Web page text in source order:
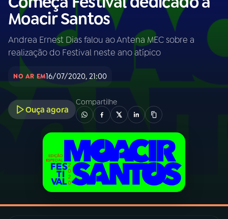
na
Rádio
MEC
Buscar
Início AO VIVO
01INÍCIO
PROGRAMAÇÃO
PROGRAMAS
Moacir Santos
Andrea Ernest Dias falou ao Antena MEC sobre a
realização do Festival neste ano atípico
NO AR EM16/07/2020, 21:00
Ouça agora
Compartilhe